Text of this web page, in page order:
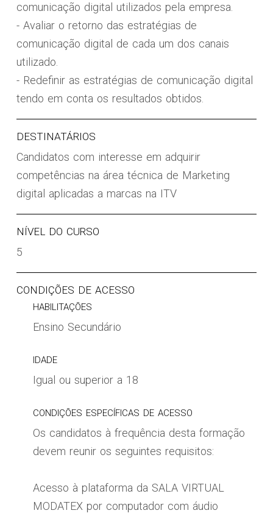
comunicação digital utilizados pela empresa.
- Avaliar o retorno das estratégias de
comunicação digital de cada um dos canais
utilizado.
- Redefinir as estratégias de comunicação digital
tendo em conta os resultados obtidos.
DESTINATÁRIOS
Candidatos com interesse em adquirir
competências na área técnica de Marketing
digital aplicadas a marcas na ITV
NÍVEL DO CURSO
5
CONDIÇÕES DE ACESSO
HABILITAÇÕES
Ensino Secundário
IDADE
Igual ou superior a 18
CONDIÇÕES ESPECÍFICAS DE ACESSO
Os candidatos à frequência desta formação
devem reunir os seguintes requisitos:
Acesso à plataforma da SALA VIRTUAL
MODATEX por computador com áudio